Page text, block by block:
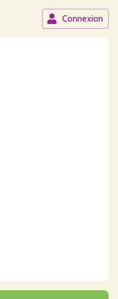
Connexion